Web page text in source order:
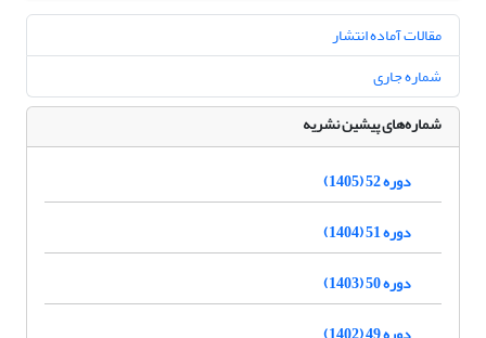
مقالات آماده انتشار
شماره جاری
شماره‌های پیشین نشریه
دوره 52 (1405)
دوره 51 (1404)
دوره 50 (1403)